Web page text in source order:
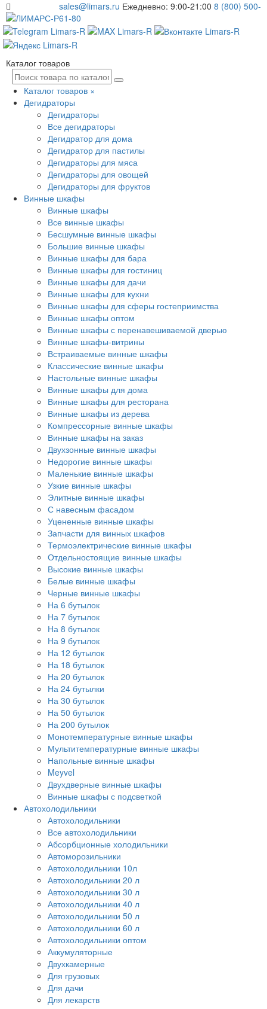
sales@limars.ru Ежедневно: 9:00-21:00 8 (800) 500-
61-80
Каталог товаров
Каталог товаров ×
Дегидраторы
Дегидраторы
Все дегидраторы
Дегидратор для дома
Дегидратор для пастилы
Дегидраторы для мяса
Дегидраторы для овощей
Дегидраторы для фруктов
Винные шкафы
Винные шкафы
Все винные шкафы
Бесшумные винные шкафы
Большие винные шкафы
Винные шкафы для бара
Винные шкафы для гостиниц
Винные шкафы для дачи
Винные шкафы для кухни
Винные шкафы для сферы гостеприимства
Винные шкафы оптом
Винные шкафы с перенавешиваемой дверью
Винные шкафы-витрины
Встраиваемые винные шкафы
Классические винные шкафы
Настольные винные шкафы
Винные шкафы для дома
Винные шкафы для ресторана
Винные шкафы из дерева
Компрессорные винные шкафы
Винные шкафы на заказ
Двухзонные винные шкафы
Недорогие винные шкафы
Маленькие винные шкафы
Узкие винные шкафы
Элитные винные шкафы
С навесным фасадом
Уцененные винные шкафы
Запчасти для винных шкафов
Термоэлектрические винные шкафы
Отдельностоящие винные шкафы
Высокие винные шкафы
Белые винные шкафы
Черные винные шкафы
На 6 бутылок
На 7 бутылок
На 8 бутылок
На 9 бутылок
На 12 бутылок
На 18 бутылок
На 20 бутылок
На 24 бутылки
На 30 бутылок
На 50 бутылок
На 200 бутылок
Монотемпературные винные шкафы
Мультитемпературные винные шкафы
Напольные винные шкафы
Meyvel
Двухдверные винные шкафы
Винные шкафы с подсветкой
Автохолодильники
Автохолодильники
Все автохолодильники
Абсорбционные холодильники
Автоморозильники
Автохолодильники 10л
Автохолодильники 20 л
Автохолодильники 30 л
Автохолодильники 40 л
Автохолодильники 50 л
Автохолодильники 60 л
Автохолодильники оптом
Аккумуляторные
Двухкамерные
Для грузовых
Для дачи
Для лекарств